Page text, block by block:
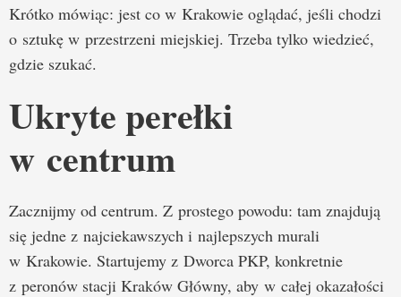
Krótko mówiąc: jest co w Krakowie oglądać, jeśli chodzi
o sztukę w przestrzeni miejskiej. Trzeba tylko wiedzieć,
gdzie szukać.
Ukryte perełki
w centrum
Zacznijmy od centrum. Z prostego powodu: tam znajdują
się jedne z najciekawszych i najlepszych murali
w Krakowie. Startujemy z Dworca PKP, konkretnie
z peronów stacji Kraków Główny, aby w całej okazałości